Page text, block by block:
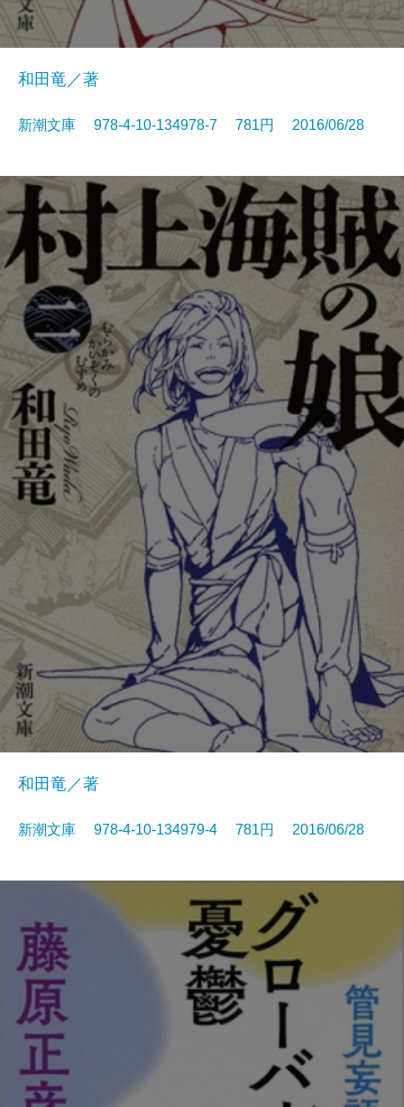
和田竜／著
新潮文庫 978-4-10-134978-7 781円 2016/06/28
和田竜／著
新潮文庫 978-4-10-134979-4 781円 2016/06/28